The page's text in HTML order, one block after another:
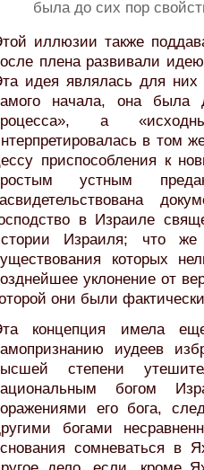
была до сих пор
иллюзии также
плена развивали
идея являлась для
начала, она была
а
в том
приспособления к
устным
в Израиле
Израиля; что
которых
уклонение от
они были
концепция имела
иудеев
степени
богом
его бога,
богами
сомневаться в